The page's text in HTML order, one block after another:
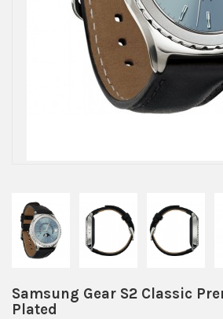
Samsung Gear S2 Classic
Plated